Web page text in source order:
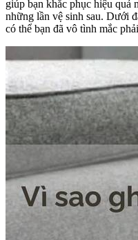
giúp bạn khắc phục hiệu quả
những lần vệ sinh sau. Dưới
có thể bạn đã vô tình mắc